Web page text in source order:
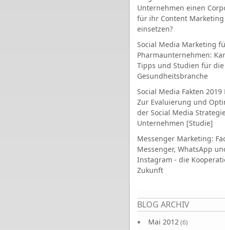
Unternehmen einen
für ihr Content Marketing
einsetzen?
Social Media Marketing
Pharmaunternehmen:
Tipps und Studien für die
Gesundheitsbranche
Social Media Fakten 2019
Zur Evaluierung und
der Social Media
Unternehmen [Studie]
Messenger Marketing:
Messenger, WhatsApp
Instagram - die
Zukunft
BLOG ARCHIV
Mai 2012(6)
Seiten